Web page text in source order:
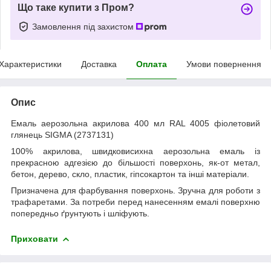
Що таке купити з Пром?
Замовлення під захистом
Доставка Оплата Умови повернення
Опис
Емаль аерозольна акрилова 400 мл RAL 4005 фіолетовий
глянець SIGMA (2737131)
100% акрилова, швидковисихна аерозольна емаль із
прекрасною адгезією до більшості поверхонь, як-от метал,
бетон, дерево, скло, пластик, гіпсокартон та інші матеріали.
Призначена для фарбування поверхонь. Зручна для роботи з
трафаретами. За потреби перед нанесенням емалі поверхню
попередньо ґрунтують і шліфують.
Приховати